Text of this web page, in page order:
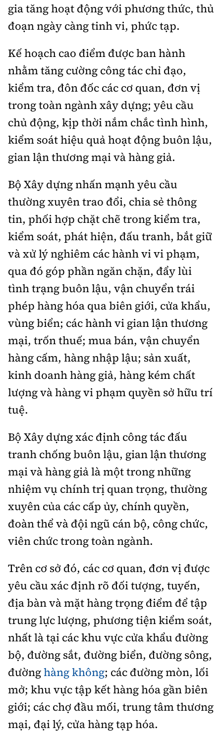
Thông tin tòa
gia tăng hoạt động với phương thức, thủ
đoạn ngày càng tinh vi, phức tạp.
Kế hoạch cao điểm được ban hành
nhằm tăng cường công tác chỉ đạo,
kiểm tra, đôn đốc các cơ quan, đơn vị
trong toàn ngành xây dựng; yêu cầu
chủ động, kịp thời nắm chắc tình hình,
kiểm soát hiệu quả hoạt động buôn lậu,
gian lận thương mại và hàng giả.
Bộ Xây dựng nhấn mạnh yêu cầu
thường xuyên trao đổi, chia sẻ thông
tin, phối hợp chặt chẽ trong kiểm tra,
kiểm soát, phát hiện, đấu tranh, bắt giữ
và xử lý nghiêm các hành vi vi phạm,
qua đó góp phần ngăn chặn, đẩy lùi
tình trạng buôn lậu, vận chuyển trái
phép hàng hóa qua biên giới, cửa khẩu,
vùng biển; các hành vi gian lận thương
mại, trốn thuế; mua bán, vận chuyển
hàng cấm, hàng nhập lậu; sản xuất,
kinh doanh hàng giả, hàng kém chất
lượng và hàng vi phạm quyền sở hữu trí
tuệ.
Bộ Xây dựng xác định công tác đấu
tranh chống buôn lậu, gian lận thương
mại và hàng giả là một trong những
nhiệm vụ chính trị quan trọng, thường
xuyên của các cấp ủy, chính quyền,
đoàn thể và đội ngũ cán bộ, công chức,
viên chức trong toàn ngành.
Trên cơ sở đó, các cơ quan, đơn vị được
yêu cầu xác định rõ đối tượng, tuyến,
địa bàn và mặt hàng trọng điểm để tập
trung lực lượng, phương tiện kiểm soát,
nhất là tại các khu vực cửa khẩu đường
bộ, đường sắt, đường biển, đường sông,
đườnghàng không; các đường mòn, lối
mở; khu vực tập kết hàng hóa gần biên
giới; các chợ đầu mối, trung tâm thương
mại, đại lý, cửa hàng tạp hóa.